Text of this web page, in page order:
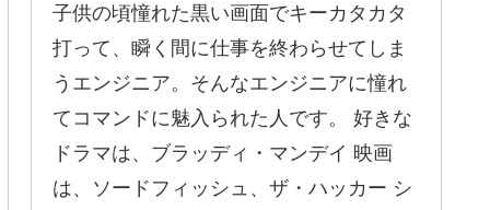
子供の頃憧れた黒い画面でキーカタカタ
打って、瞬く間に仕事を終わらせてしま
うエンジニア。そんなエンジニアに憧れ
てコマンドに魅入られた人です。 好きな
ドラマは、ブラッディ・マンデイ 映画
は、ソードフィッシュ、ザ・ハッカー シ